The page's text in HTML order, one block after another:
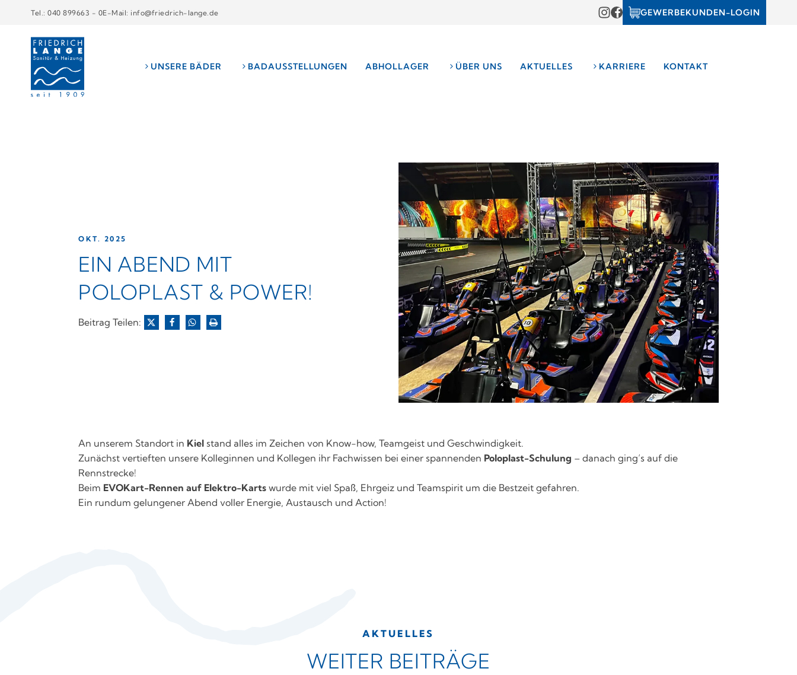
Tel.: 040 899663 - 0E-Mail: info@friedrich-lange.de GEWERBEKUNDEN-LOGIN
UNSERE BÄDER BADAUSSTELLUNGEN ABHOLLAGER ÜBER UNS AKTUELLES KARRIERE KONTAKT
OKT. 2025
EIN ABEND MIT
POLOPLAST & POWER!
Beitrag Teilen:
An unserem Standort in Kiel stand alles im Zeichen von Know-how, Teamgeist und Geschwindigkeit.
Zunächst vertieften unsere Kolleginnen und Kollegen ihr Fachwissen bei einer spannenden Poloplast-Schulung – danach ging’s auf die
Rennstrecke!
Beim EVOKart-Rennen auf Elektro-Karts wurde mit viel Spaß, Ehrgeiz und Teamspirit um die Bestzeit gefahren.
Ein rundum gelungener Abend voller Energie, Austausch und Action!
AKTUELLES
WEITER BEITRÄGE